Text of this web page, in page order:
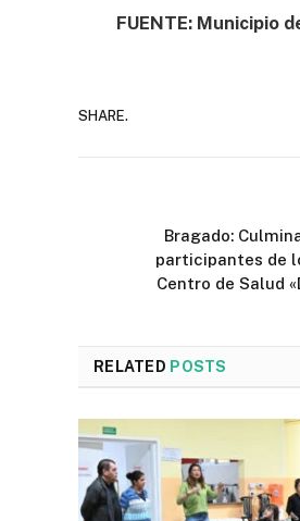
FUENTE: Municipio
SHARE.
Bragado:
participantes de
Centro de Salud
RELATED POSTS